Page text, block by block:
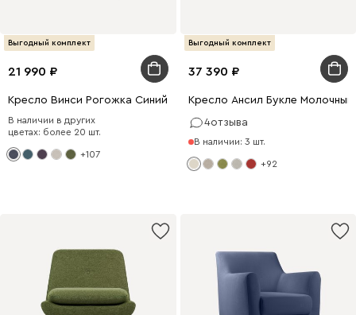
Выгодный комплект
21 990
Кресло Винси Рогожка Синий
В наличии в других
цветах: более 20 шт.
+107
Выгодный комплект
37 390
Кресло Ансил Букле Молочный
4отзыва
В наличии: 3 шт.
+92